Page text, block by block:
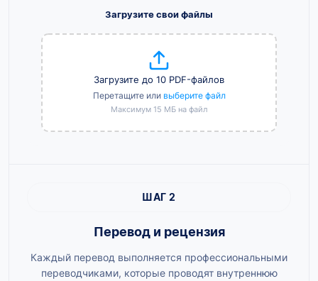
Загрузите свои файлы
Загрузите до 10 PDF-файлов
Перетащите или выберите файл
Максимум 15 МБ на файл
ШАГ 2
Перевод и рецензия
Каждый перевод выполняется профессиональными
переводчиками, которые проводят внутреннюю